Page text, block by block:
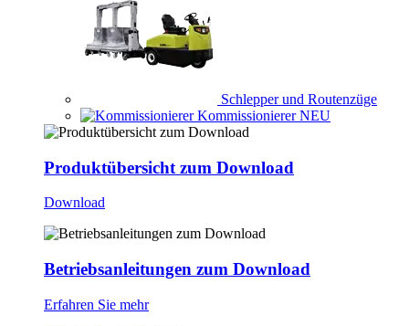
Schlepper und Routenzüge
Kommissionierer NEU
Produktübersicht zum Download
Download
Betriebsanleitungen zum Download
Erfahren Sie mehr